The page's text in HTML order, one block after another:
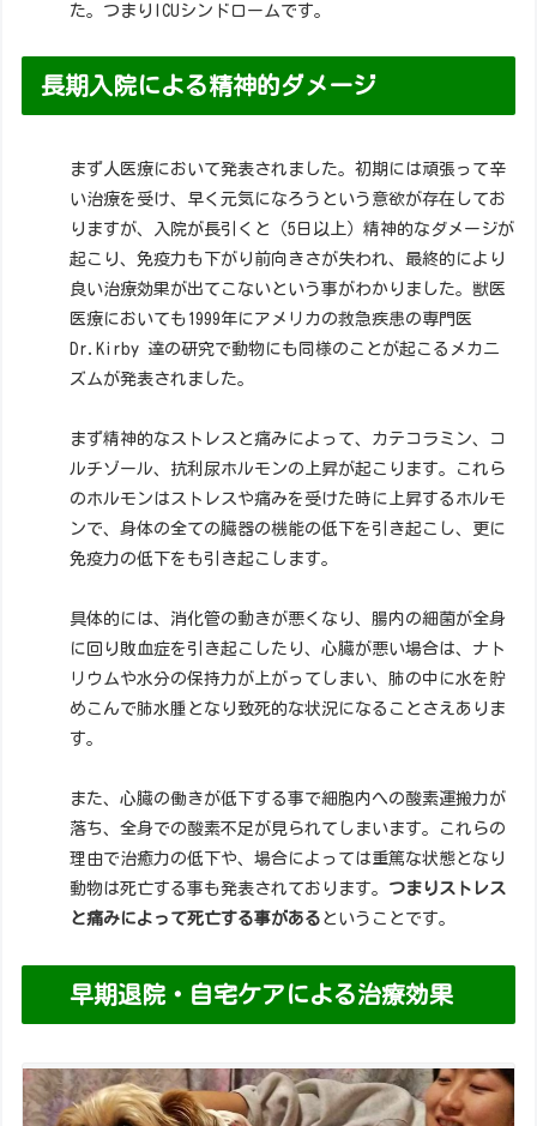
た。つまりICUシンドロームです。
長期入院による精神的ダメージ
まず人医療において発表されました。初期には頑張って辛
い治療を受け、早く元気になろうという意欲が存在してお
りますが、入院が長引くと（5日以上）精神的なダメージが
起こり、免疫力も下がり前向きさが失われ、最終的により
良い治療効果が出てこないという事がわかりました。獣医
医療においても1999年にアメリカの救急疾患の専門医
Dr.Kirby 達の研究で動物にも同様のことが起こるメカニ
ズムが発表されました。
まず精神的なストレスと痛みによって、カテコラミン、コ
ルチゾール、抗利尿ホルモンの上昇が起こります。これら
のホルモンはストレスや痛みを受けた時に上昇するホルモ
ンで、身体の全ての臓器の機能の低下を引き起こし、更に
免疫力の低下をも引き起こします。
具体的には、消化管の動きが悪くなり、腸内の細菌が全身
に回り敗血症を引き起こしたり、心臓が悪い場合は、ナト
リウムや水分の保持力が上がってしまい、肺の中に水を貯
めこんで肺水腫となり致死的な状況になることさえありま
す。
また、心臓の働きが低下する事で細胞内への酸素運搬力が
落ち、全身での酸素不足が見られてしまいます。これらの
理由で治癒力の低下や、場合によっては重篤な状態となり
動物は死亡する事も発表されております。 つまりストレス
と痛みによって死亡する事がある ということです。
早期退院・自宅ケアによる治療効果